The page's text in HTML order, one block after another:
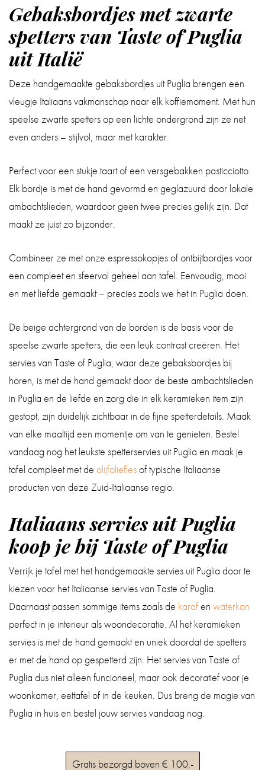
Gebaksbordjes met zwarte
spetters van Taste of Puglia
uit Italië
Deze handgemaakte gebaksbordjes uit Puglia brengen een
vleugje Italiaans vakmanschap naar elk koffiemoment. Met hun
speelse zwarte spetters op een lichte ondergrond zijn ze net
even anders – stijlvol, maar met karakter.
Perfect voor een stukje taart of een versgebakken pasticciotto.
Elk bordje is met de hand gevormd en geglazuurd door lokale
ambachtslieden, waardoor geen twee precies gelijk zijn. Dat
maakt ze juist zo bijzonder.
Combineer ze met onze espressokopjes of ontbijtbordjes voor
een compleet en sfeervol geheel aan tafel. Eenvoudig, mooi
en met liefde gemaakt – precies zoals we het in Puglia doen.
De beige achtergrond van de borden is de basis voor de
speelse zwarte spetters, die een leuk contrast creëren. Het
servies van Taste of Puglia, waar deze gebaksbordjes bij
horen, is met de hand gemaakt door de beste ambachtslieden
in Puglia en de liefde en zorg die in elk keramieken item zijn
gestopt, zijn duidelijk zichtbaar in de fijne spetterdetails. Maak
van elke maaltijd een momentje om van te genieten. Bestel
vandaag nog het leukste spetterservies uit Puglia en maak je
tafel compleet met de olijfolieflesof typische Italiaanse
producten van deze Zuid-Italiaanse regio.
Italiaans servies uit Puglia
koop je bij Taste of Puglia
Verrijk je tafel met het handgemaakte servies uit Puglia door te
kiezen voor het Italiaanse servies van Taste of Puglia.
Daarnaast passen sommige items zoals de karafen waterkan
perfect in je interieur als woondecoratie. Al het keramieken
servies is met de hand gemaakt en uniek doordat de spetters
er met de hand op gespetterd zijn. Het servies van Taste of
Puglia dus niet alleen funcioneel, maar ook decoratief voor je
woonkamer, eettafel of in de keuken. Dus breng de magie van
Puglia in huis en bestel jouw servies vandaag nog.
Gratis bezorgd boven € 100,-